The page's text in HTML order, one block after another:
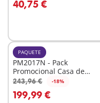
40,75 €
PAQUETE
PM2017N - Pack
Promocional Casa de
Muñecas
243,96 € -18%
199,99 €
A la cesta